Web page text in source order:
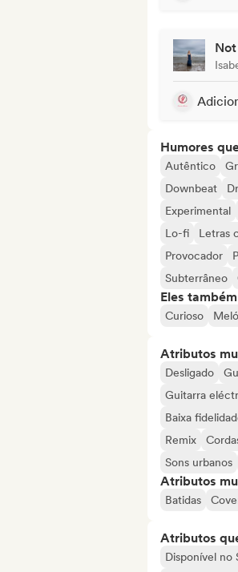
Humores
Autêntico
Downbeat
Experimental
Lo-fi
Letras
Provocador
Subterrâneo
Eles
Curioso
Atributos
Desligado
Guitarra
Baixa
Remix
Sons urbanos
Atributos
Batidas
Atributos
Disponível no